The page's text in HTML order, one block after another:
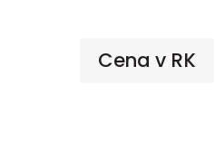
Cena v RK